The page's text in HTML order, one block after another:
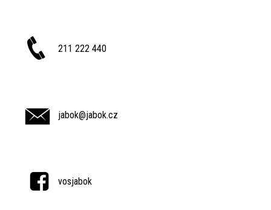
211 222 440
jabok@jabok.cz
vosjabok